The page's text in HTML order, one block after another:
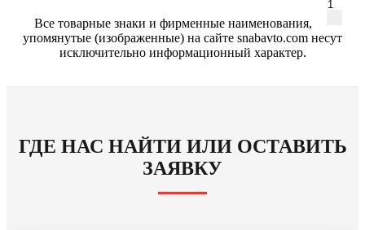
Все товарные знаки и фирменные наименования,
упомянутые (изображенные) на сайте snabavto.com несут
исключительно информационный характер.
ГДЕ НАС НАЙТИ ИЛИ ОСТАВИТЬ
ЗАЯВКУ